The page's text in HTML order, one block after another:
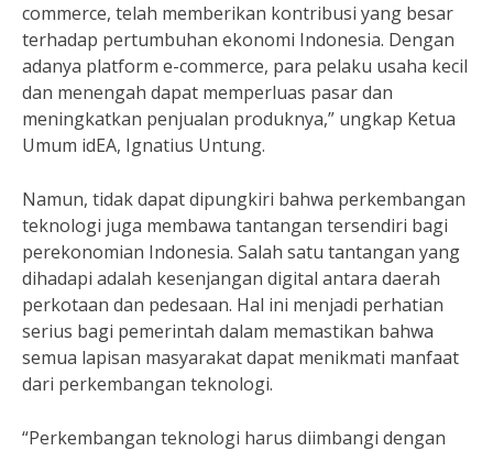
commerce, telah memberikan kontribusi yang besar
terhadap pertumbuhan ekonomi Indonesia. Dengan
adanya platform e-commerce, para pelaku usaha kecil
dan menengah dapat memperluas pasar dan
meningkatkan penjualan produknya,” ungkap Ketua
Umum idEA, Ignatius Untung.
Namun, tidak dapat dipungkiri bahwa perkembangan
teknologi juga membawa tantangan tersendiri bagi
perekonomian Indonesia. Salah satu tantangan yang
dihadapi adalah kesenjangan digital antara daerah
perkotaan dan pedesaan. Hal ini menjadi perhatian
serius bagi pemerintah dalam memastikan bahwa
semua lapisan masyarakat dapat menikmati manfaat
dari perkembangan teknologi.
“Perkembangan teknologi harus diimbangi dengan